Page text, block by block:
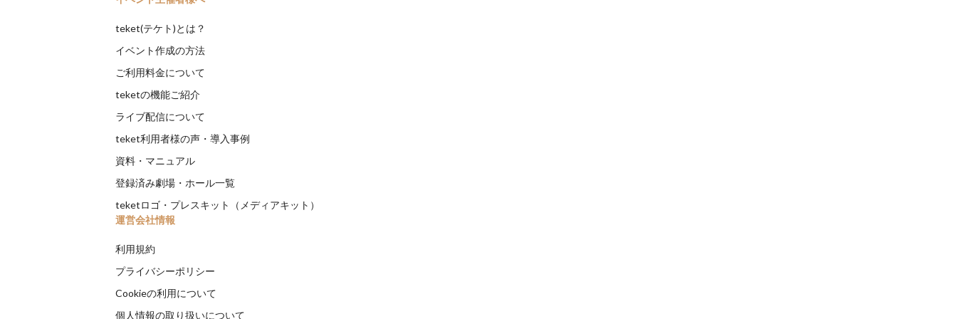
teket(テケト)とは？
イベント作成の方法
ご利用料金について
teketの機能ご紹介
ライブ配信について
teket利用者様の声・導入事例
資料・マニュアル
登録済み劇場・ホール一覧
teketロゴ・プレスキット（メディアキット）
運営会社情報
利用規約
プライバシーポリシー
Cookieの利用について
個人情報の取り扱いについて